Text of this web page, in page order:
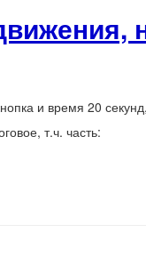
и время 20
т.ч. часть: